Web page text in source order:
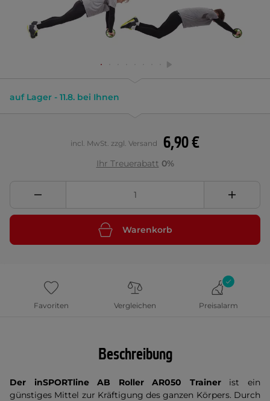
auf Lager - 11.8. bei Ihnen
6,90 €
incl. MwSt. zzgl. Versand
Ihr Treuerabatt 0%
Warenkorb
Favoriten Vergleichen Preisalarm
Beschreibung
Der inSPORTline AB Roller AR050 Trainer ist ein
günstiges Mittel zur Kräftigung des ganzen Körpers. Durch